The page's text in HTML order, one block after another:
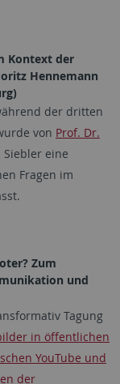
Kontext der
Hennemann
der dritten
von Prof. Dr.
Siebler eine
Fragen im
Zum
und
Tagung
in öffentlichen
YouTube und
der